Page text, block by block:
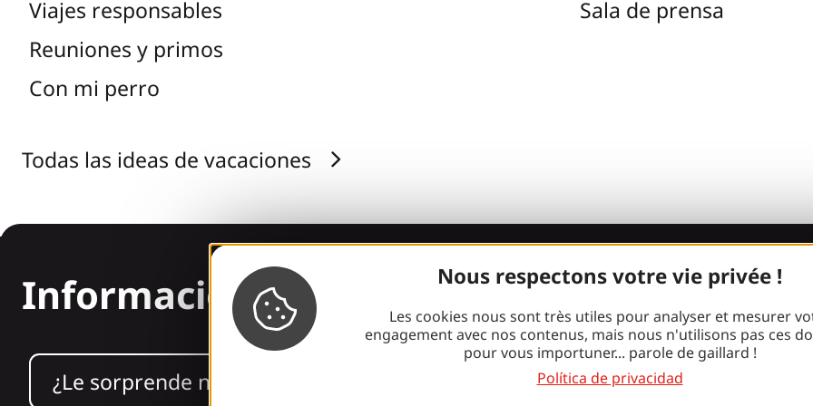
Nous respectons votre vie privée !
Les cookies nous sont très utiles pour analyser et mesurer
engagement avec nos contenus, mais nous n'utilisons pas ces
pour vous importuner... parole de gaillard !
Política de privacidad
Viajes responsables
Reuniones y primos
Con mi perro
Todas las ideas de vacaciones
Sala de prensa
Información
¿Le sorprende nuestro diseño?
¡Únete a la
pandilla